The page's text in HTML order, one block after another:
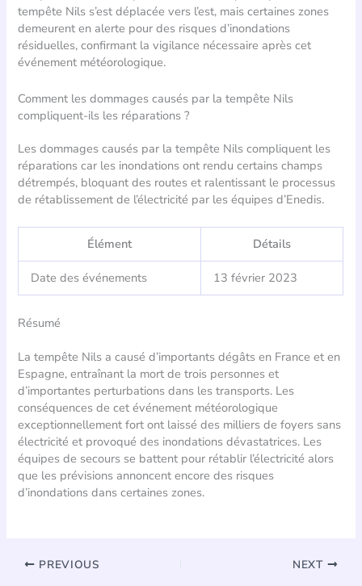
tempête Nils s’est déplacée vers l’est, mais certaines zones
demeurent en alerte pour des risques d’inondations
résiduelles, confirmant la vigilance nécessaire après cet
événement météorologique.
Comment les dommages causés par la tempête Nils
compliquent-ils les réparations ?
Les dommages causés par la tempête Nils compliquent les
réparations car les inondations ont rendu certains champs
détrempés, bloquant des routes et ralentissant le processus
de rétablissement de l’électricité par les équipes d’Enedis.
Élément Détails
Date des événements 13 février 2023
Résumé
La tempête Nils a causé d’importants dégâts en France et en
Espagne, entraînant la mort de trois personnes et
d’importantes perturbations dans les transports. Les
conséquences de cet événement météorologique
exceptionnellement fort ont laissé des milliers de foyers sans
électricité et provoqué des inondations dévastatrices. Les
équipes de secours se battent pour rétablir l’électricité alors
que les prévisions annoncent encore des risques
d’inondations dans certaines zones.
PREVIOUS NEXT